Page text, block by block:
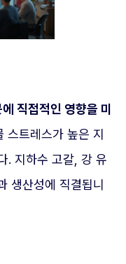
직접적인 영향을 미
스트레스가 높은 지
. 지하수 고갈, 강 유
생산성에 직결됩니